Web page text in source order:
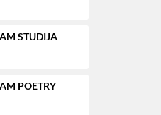
STUDIJA
POETRY